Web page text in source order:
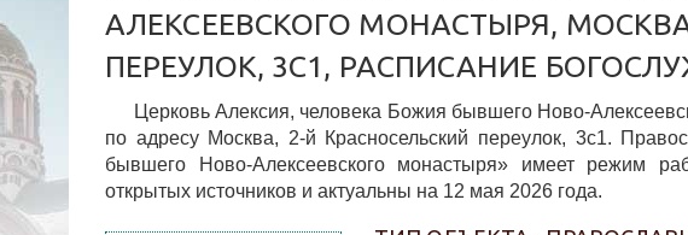
АЛЕКСЕЕВСКОГО МОНАСТЫРЯ,
ПЕРЕУЛОК, 3С1, РАСПИСАНИЕ
Церковь Алексия, человека Божия бывшего Ново-
по адресу Москва, 2-й Красносельский переулок, 3с1.
бывшего Ново-Алексеевского монастыря» имеет режим
открытых источников и актуальны на 12 мая 2026 года.